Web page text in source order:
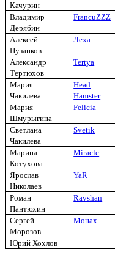
Качурин
Владимир
Дерябин
FrancuZZZ
Алексей
Пузанков
Леха
Александр
Тертюхов
Tertya
Мария
Чакилева
Head
Hamster
Мария
Шмурыгина
Felicia
Светлана
Чакилева
Svetik
Марина
Котухова
Miracle
Ярослав
Николаев
YaR
Роман
Пантюхин
Ravshan
Сергей
Морозов
Монах
Юрий Хохлов